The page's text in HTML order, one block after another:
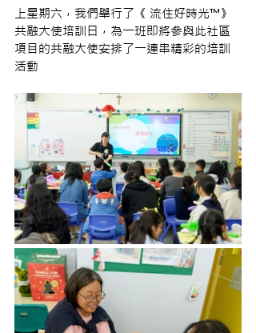
上星期六，我們舉行了《 流住好時光™》
共融大使培訓日，為一班即將參與此社區
項目的共融大使安排了一連串精彩的培訓
活動